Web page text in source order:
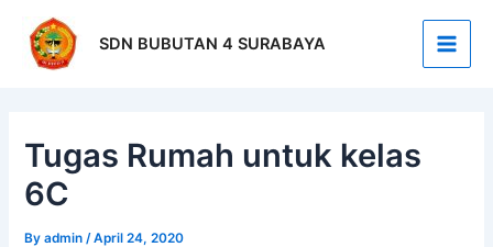
content
SDN BUBUTAN 4 SURABAYA
Main
Tugas Rumah untuk kelas
6C
Byadmin /April 24, 2020
navigation